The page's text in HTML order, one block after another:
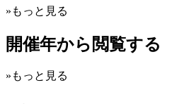
»もっと見る
開催年から閲覧する
»もっと見る